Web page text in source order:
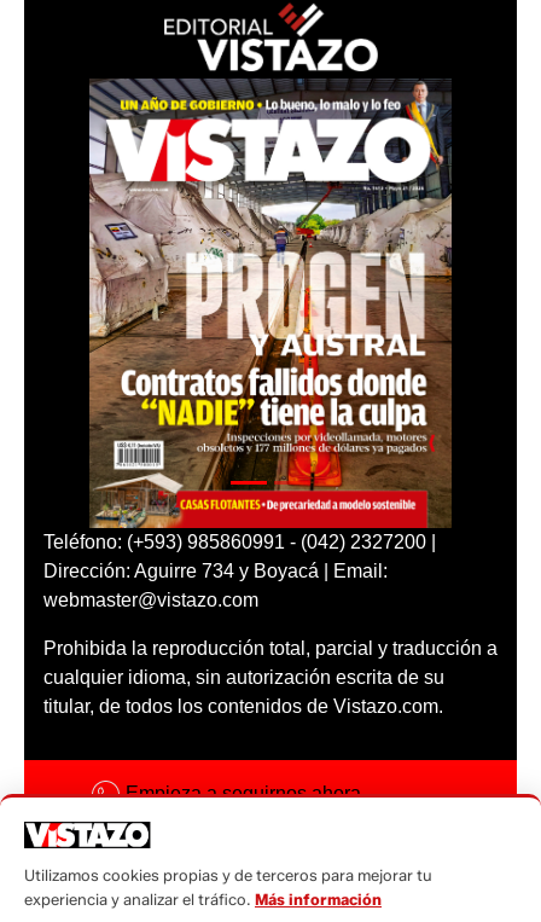
Teléfono: (+593) 985860991 - (042) 2327200 |
Dirección: Aguirre 734 y Boyacá | Email:
webmaster@vistazo.com
Prohibida la reproducción total, parcial y traducción a
cualquier idioma, sin autorización escrita de su
titular, de todos los contenidos de Vistazo.com.
Empieza a seguirnos ahora
Código ética
Utilizamos cookies propias y de terceros para mejorar tu
experiencia y analizar el tráfico. Más información